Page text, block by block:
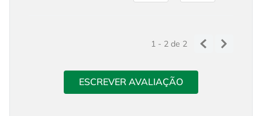
1 - 2de 2
ESCREVER AVALIAÇÃO